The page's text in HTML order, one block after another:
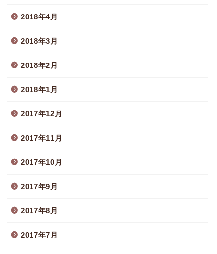
2018年4月
2018年3月
2018年2月
2018年1月
2017年12月
2017年11月
2017年10月
2017年9月
2017年8月
2017年7月